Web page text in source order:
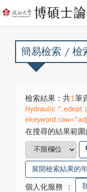
簡易檢索 / 檢
檢索結果：共1筆
Hydraulic ".edept
在搜尋的結果範圍
展開檢索結果的
個人化服務 ：